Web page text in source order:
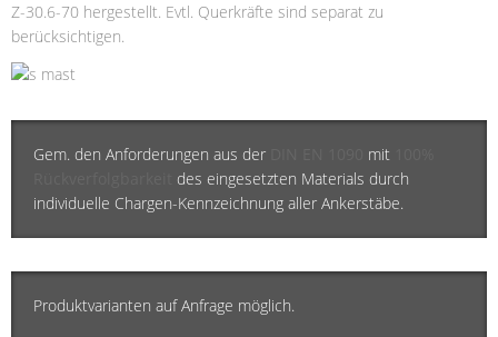
Z-30.6-70 hergestellt. Evtl. Querkräfte sind separat zu
berücksichtigen.
Gem. den Anforderungen aus der mit
des eingesetzten Materials durch
individuelle Chargen-Kennzeichnung aller Ankerstäbe.
Produktvarianten auf Anfrage möglich.